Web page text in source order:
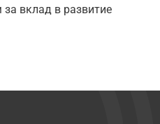
вклад в развитие